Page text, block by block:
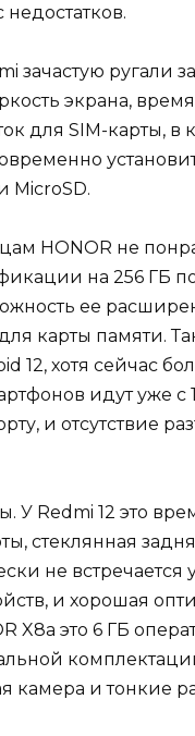
зачастую ругали за
экрана,
для SIM-карты, в
MicroSD.
HONOR не
на 256 ГБ
ее
для карты памяти.
12, хотя сейчас
идут уже с
и отсутствие
У Redmi 12 это
стеклянная
не встречается
и хорошая
X8a это 6 ГБ
камера и тонкие